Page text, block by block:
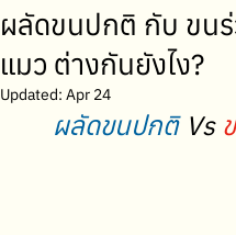
ผลัดขนปกติ กับ ขนร่
แมว ต่างกันยังไง?
Updated: Apr 24
ผลัดขนปกติ Vs